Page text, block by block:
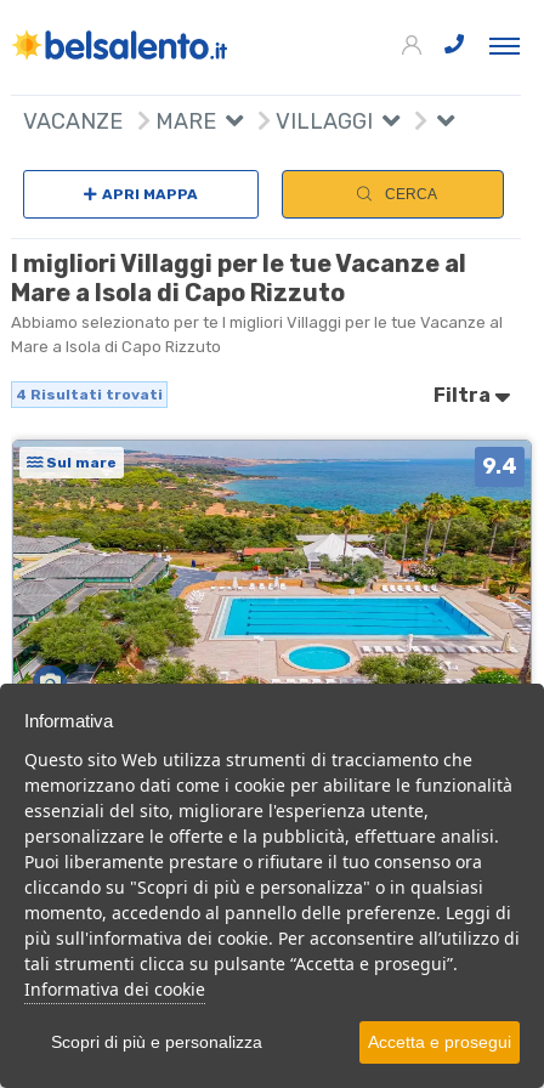
VACANZE MARE VILLAGGI
APRI MAPPA CERCA
I migliori Villaggi per le tue Vacanze al
Mare a Isola di Capo Rizzuto
Abbiamo selezionato per te I migliori Villaggi per le tue Vacanze al
Mare a Isola di Capo Rizzuto
4 Risultati trovati Filtra
Sul mare 9.4
Calabria > Isola di Capo Rizzuto > Capo Rizzuto
282 Camere
Ottimo villaggio per famiglie a pochi passi dal mare di Isola di Capo
Rizzuto, tanto divertimento e buona cucina per una vacanza top
Villaggio Resort
VEDI SU MAPPA
+
Informativa
Questo sito Web utilizza strumenti di tracciamento che
memorizzano dati come i cookie per abilitare le funzionalità
essenziali del sito, migliorare l'esperienza utente,
personalizzare le offerte e la pubblicità, effettuare analisi.
Puoi liberamente prestare o rifiutare il tuo consenso ora
cliccando su "Scopri di più e personalizza" o in qualsiasi
momento, accedendo al pannello delle preferenze. Leggi di
più sull'informativa dei cookie. Per acconsentire all’utilizzo di
tali strumenti clicca su pulsante “Accetta e prosegui”.
Informativa dei cookie
Scopri di più e personalizza Accetta e prosegui